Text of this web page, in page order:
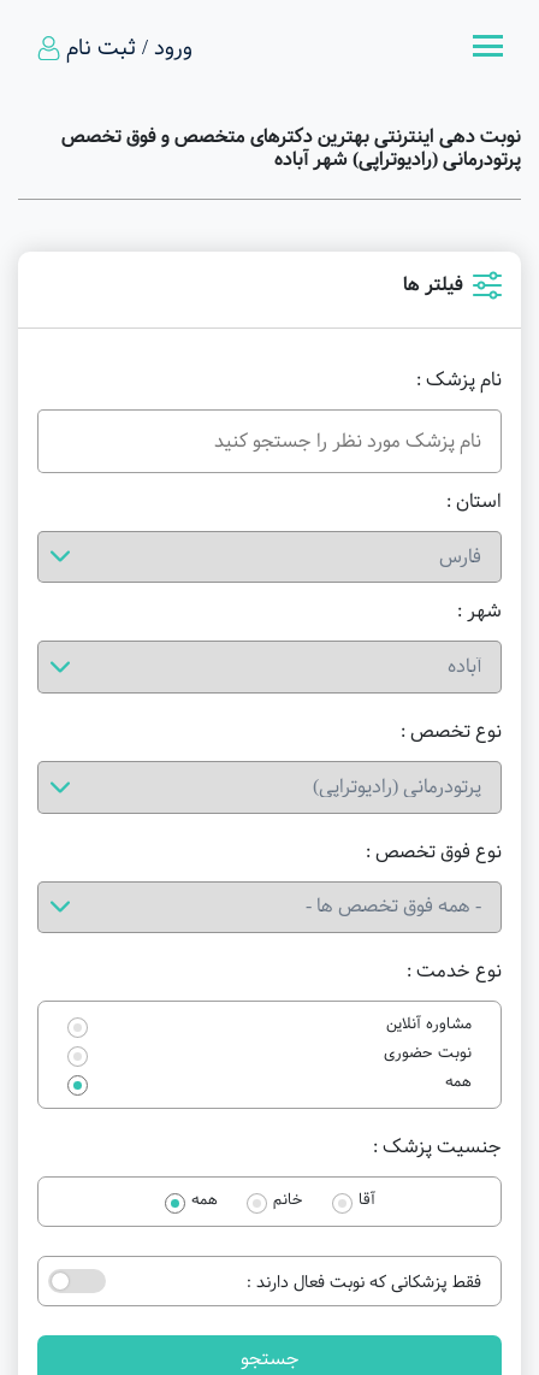
ورود / ثبت نام
نوبت دهی اینترنتی بهترین دکترهای متخصص و فوق تخصص
پرتودرمانی (رادیوتراپی) شهر آباده
فیلتر ها
نام پزشک :
استان :
شهر :
نوع خدمت :
مشاوره آنلاین
نوبت حضوری
همه
نوع تخصص :
نوع فوق تخصص :
جنسیت پزشک :
آقا خانم همه
فقط پزشکانی که نوبت فعال دارند :
جستجو